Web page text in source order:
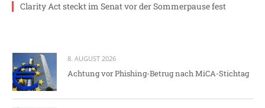
Clarity Act steckt im Senat vor der Sommerpause fest
8. AUGUST 2026
Achtung vor Phishing-Betrug nach MiCA-Stichtag